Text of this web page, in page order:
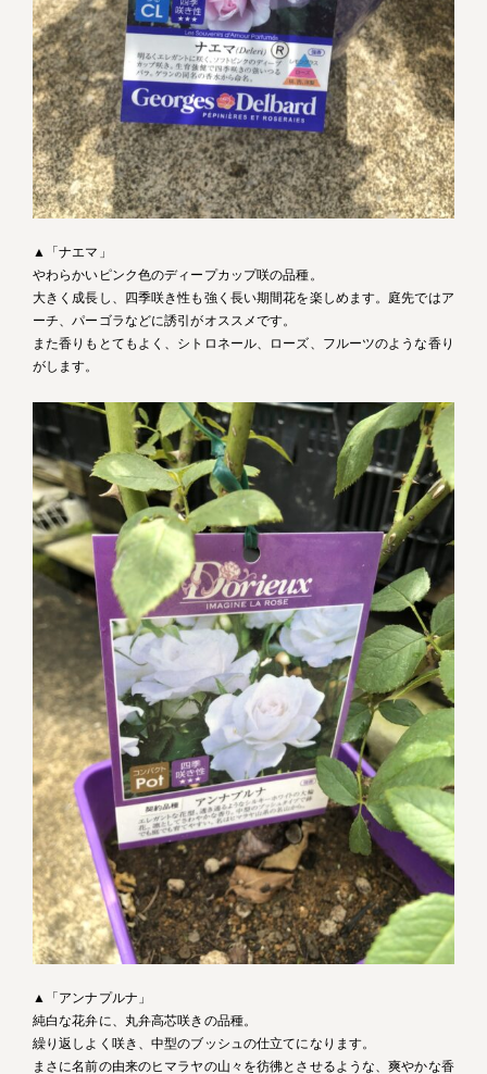
▲「ナエマ」
やわらかいピンク色のディープカップ咲の品種。
大きく成長し、四季咲き性も強く長い期間花を楽しめます。庭先ではア
ーチ、パーゴラなどに誘引がオススメです。
また香りもとてもよく、シトロネール、ローズ、フルーツのような香り
がします。
▲「アンナプルナ」
純白な花弁に、丸弁高芯咲きの品種。
繰り返しよく咲き、中型のブッシュの仕立てになります。
まさに名前の由来のヒマラヤの山々を彷彿とさせるような、爽やかな香